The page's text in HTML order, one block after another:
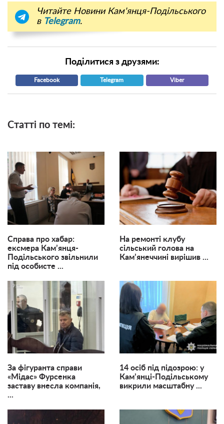
Читайте Новини Кам'янця-Подільського
в Telegram.
Поділитися з друзями:
Facebook Telegram Viber
Статті по темі:
Справа про хабар:
ексмера Кам’янця-
Подільського звільнили
під особисте ...
На ремонті клубу
сільський голова на
Кам’янеччині вирішив ...
За фігуранта справи
«Мідас» Фурсенка
заставу внесла компанія,
...
14 осіб під підозрою: у
Кам’янці-Подільському
викрили масштабну ...